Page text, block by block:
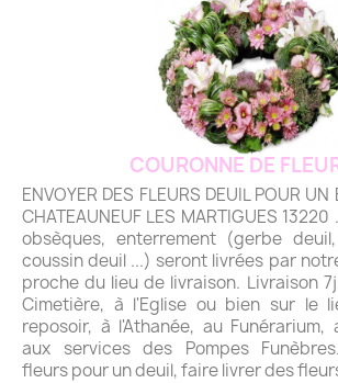
COURONNE DE
ENVOYER DES FLEURS DEUIL POUR UN
CHATEAUNEUF LES MARTIGUES
obsèques, enterrement (gerbe
coussin deuil ...) seront livrées par
proche du lieu de livraison. Livraison
Cimetière, à l'Eglise ou bien sur le
reposoir, à l'Athanée, au Funérarium,
aux services des Pompes
fleurs pour un deuil, faire livrer des